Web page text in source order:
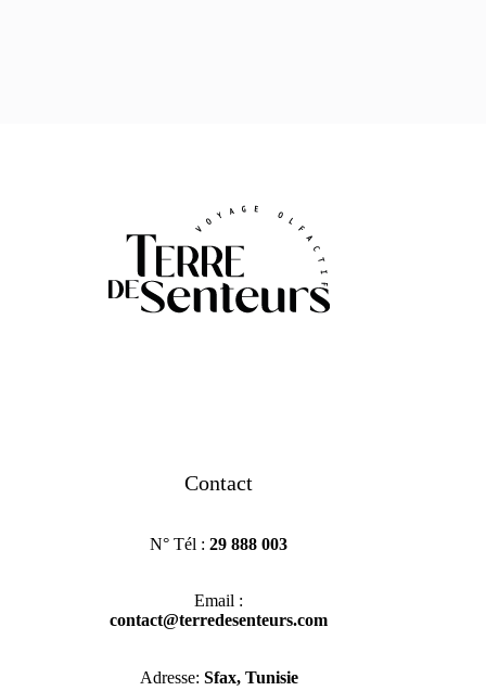
Contact
N° Tél :29 888 003
Email :
contact@terredesenteurs.com
Adresse: Sfax, Tunisie